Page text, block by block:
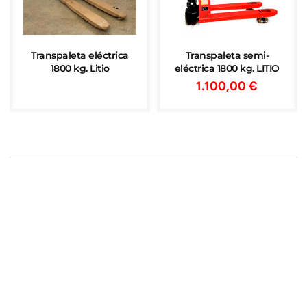
Transpaleta eléctrica
1800 kg. Litio
Transpaleta semi-
eléctrica 1800 kg. LITIO
1.100,00€